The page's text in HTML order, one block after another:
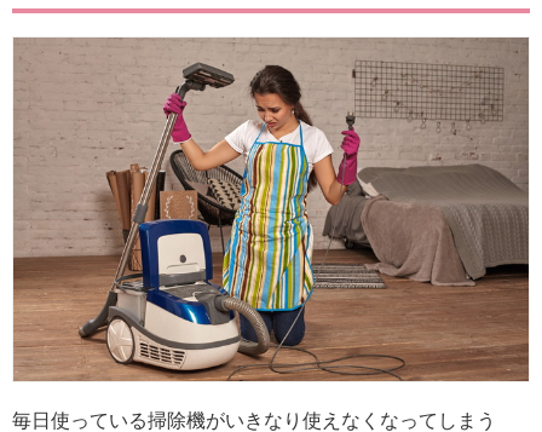
毎日使っている掃除機がいきなり使えなくなってしまう